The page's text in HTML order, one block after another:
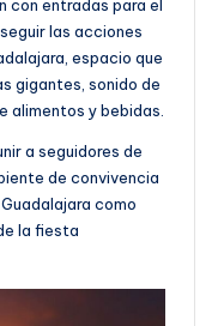
con entradas para el
las acciones
espacio que
gigantes, sonido de
alimentos y bebidas.
a seguidores de
de convivencia
como
la fiesta